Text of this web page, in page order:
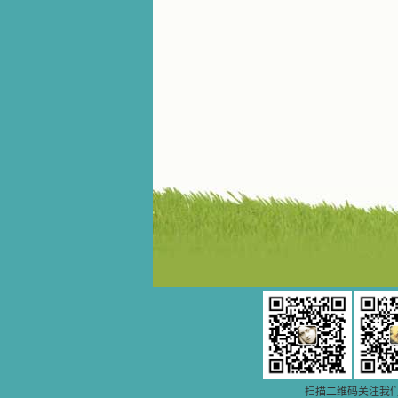
祈祷告诉天主的。就这样，他们和我
共享生活的体验，不断地把上天仁爱
的芬芳散播给我，他们的友谊使我的
乐、圣洁等等美德。他们的言行是滋
润我心田的美酒。 这些书使我专
注于天上的事理，我的很多不良嗜好
因此不知不觉地放弃了。我的信德一
天一天长大，我知道我的一言一行都
有天使记录；我也深信人有灵魂，信
主的人有一个美好的家；也相信圣人
扫描二维码关注我们